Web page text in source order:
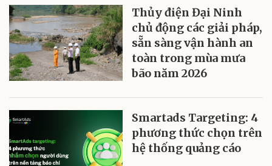
Thủy điện Đại Ninh
chủ động các giải pháp,
sẵn sàng vận hành an
toàn trong mùa mưa
bão năm 2026
Smartads Targeting: 4
phương thức chọn trên
hệ thống quảng cáo